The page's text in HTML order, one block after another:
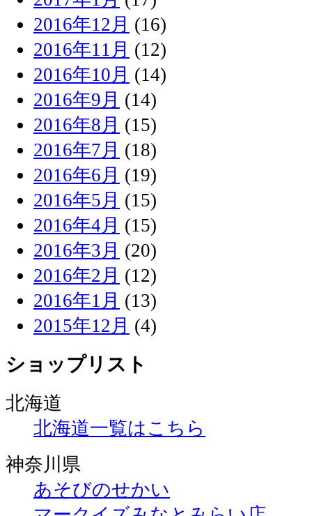
2016年12月 (16)
2016年11月 (12)
2016年10月 (14)
2016年9月 (14)
2016年8月 (15)
2016年7月 (18)
2016年6月 (19)
2016年5月 (15)
2016年4月 (15)
2016年3月 (20)
2016年2月 (12)
2016年1月 (13)
2015年12月 (4)
ショップリスト
北海道
北海道一覧はこちら
神奈川県
あそびのせかい